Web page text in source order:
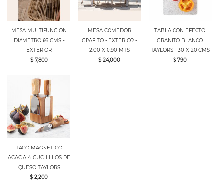
MESA MULTIFUNCION
DIAMETRO 66 CMS -
EXTERIOR
$ 7,800
MESA COMEDOR
GRAFITO - EXTERIOR -
2.00 X 0.90 MTS
$ 24,000
TABLA CON EFECTO
GRANITO BLANCO
TAYLORS - 30 X 20 CMS
$ 790
TACO MAGNETICO
ACACIA 4 CUCHILLOS DE
QUESO TAYLORS
$ 2,200